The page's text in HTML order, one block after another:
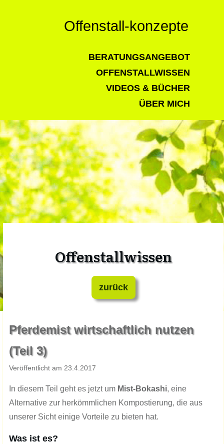
Offenstall-konzepte
BERATUNGSANGEBOT
OFFENSTALLWISSEN
VIDEOS & BÜCHER
ÜBER MICH
Offenstallwissen
zurück
Pferdemist wirtschaftlich nutzen
(Teil ​3)
​Veröffentlicht am ​​​​​2​3.​​​4.201​​​​7
In diesem Teil geht es jetzt um Mist-Bokashi, eine
Alternative zur herkömmlichen Kompostierung, die aus
unserer Sicht einige Vorteile zu bieten hat.
Was ist es?